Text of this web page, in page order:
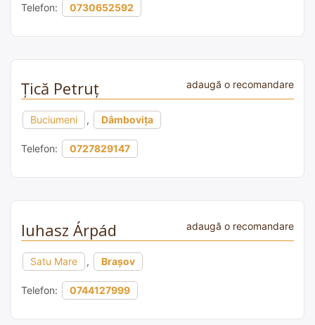
Telefon: 0730652592
Țică Petruț adaugă o recomandare
Buciumeni , Dâmbovița
Telefon: 0727829147
Iuhasz Árpád adaugă o recomandare
Satu Mare , Brașov
Telefon: 0744127999